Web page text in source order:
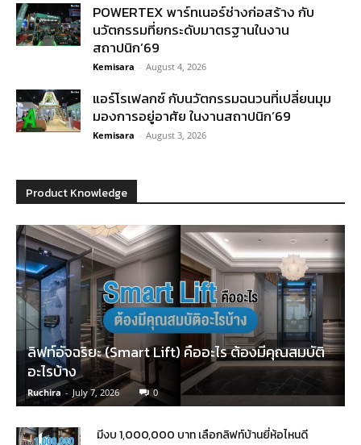
POWERTEX พาร์ทเนอร์ช่างก่อสร้าง กับ
นวัตกรรมที่ยกระดับมาตรฐานในงาน
สถาปนิก’69
Kemisara - August 4, 2026
แอร์โรเฟลกซ์ กับนวัตกรรมฉนวนที่เปลี่ยนมุม
มองการอยู่อาศัย ในงานสถาปนิก’69
Kemisara - August 3, 2026
Product Knowledge
ลิฟท์อัจฉริยะ (Smart Lift) คืออะไร ต้องมีคุณสมบัติ
อะไรบ้าง
Ruchira - July 7, 2026 0
มีงบ 1,000,000 บาท เลือกลิฟท์บ้านยี่ห้อไหนดี